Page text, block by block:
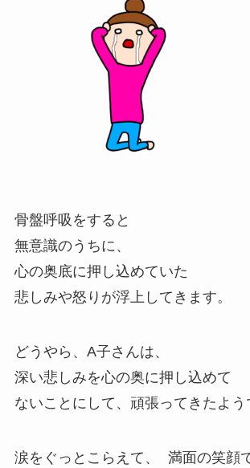
骨盤呼吸をすると
無意識のうちに、
心の奥底に押し込めていた
悲しみや怒りが浮上してきます。
どうやら、A子さんは、
深い悲しみを心の奥に押し込めて
ないことにして、頑張ってきたよう
涙をぐっとこらえて、 満面の笑顔